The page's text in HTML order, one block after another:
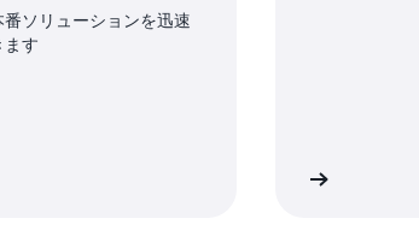
ソリューションを迅速
ます